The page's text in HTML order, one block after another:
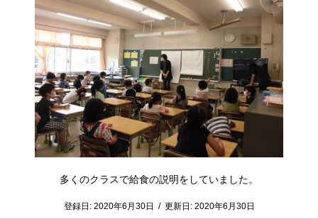
多くのクラスで給食の説明をしていました。
登録日: 2020年6月30日 / 更新日: 2020年6月30日